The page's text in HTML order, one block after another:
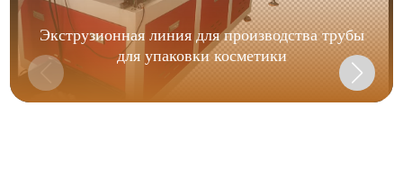
Экструзионная линия для производства трубы
для упаковки косметики